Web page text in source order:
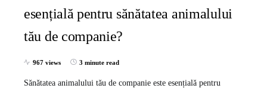
esențială pentru sănătatea animalului
tău de companie?
967 views 3 minute read
Sănătatea animalului tău de companie este esențială pentru